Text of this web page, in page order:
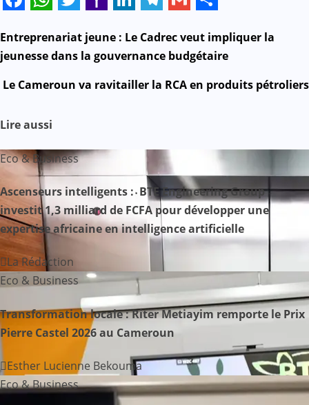
Mail
N
a
i
g
a
t
i
o
d
e
l
Entreprenariat jeune : Le Cadrec veut impliquer la
jeunesse dans la gouvernance budgétaire
Le Cameroun va ravitailler la RCA en produits pétroliers
Lire aussi
Eco & Business
Ascenseurs intelligents : BTE Engineering Group
investit 1,3 milliard de FCFA pour développer une
expertise africaine en intelligence artificielle
La Rédaction
Eco & Business
Transformation locale : Riter Metiayim remporte le Prix
Pierre Castel 2026 au Cameroun
Esther Lucienne Bekouma
Eco & Business